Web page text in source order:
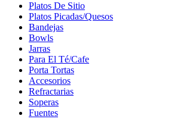
Platos De Sitio
Platos Picadas/Quesos
Bandejas
Bowls
Jarras
Para El Té/Cafe
Porta Tortas
Accesorios
Refractarias
Soperas
Fuentes